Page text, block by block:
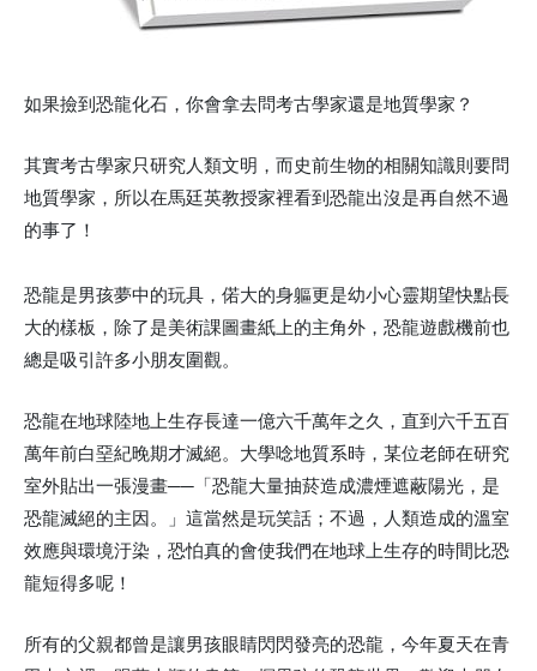
如果撿到恐龍化石，你會拿去問考古學家還是地質學家？
其實考古學家只研究人類文明，而史前生物的相關知識則要問
地質學家，所以在馬廷英教授家裡看到恐龍出沒是再自然不過
的事了！
恐龍是男孩夢中的玩具，偌大的身軀更是幼小心靈期望快點長
大的樣板，除了是美術課圖畫紙上的主角外，恐龍遊戲機前也
總是吸引許多小朋友圍觀。
恐龍在地球陸地上生存長達一億六千萬年之久，直到六千五百
萬年前白堊紀晚期才滅絕。大學唸地質系時，某位老師在研究
室外貼出一張漫畫­­──「恐龍大量抽菸造成濃煙遮蔽陽光，是
恐龍滅絕的主因。」這當然是玩笑話；不過，人類造成的溫室
效應與環境汙染，恐怕真的會使我們在地球上生存的時間比恐
龍短得多呢！
所有的父親都曾是讓男孩眼睛閃閃發亮的恐龍，今年夏天在青